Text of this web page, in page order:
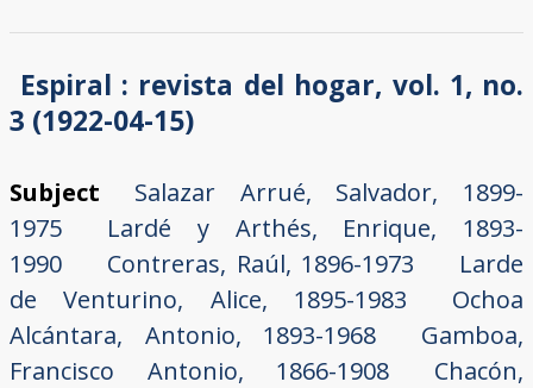
Espiral : revista del hogar, vol. 1, no.
3 (1922-04-15)
Subject
Salazar Arrué, Salvador, 1899-
1975
Lardé y Arthés, Enrique, 1893-
1990
Contreras, Raúl, 1896-1973
Larde
de Venturino, Alice, 1895-1983
Ochoa
Alcántara, Antonio, 1893-1968
Gamboa,
Francisco Antonio, 1866-1908
Chacón,